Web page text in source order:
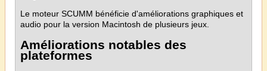
Le moteur SCUMM bénéficie d'améliorations graphiques et
audio pour la version Macintosh de plusieurs jeux.
Améliorations notables des
plateformes